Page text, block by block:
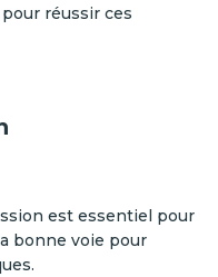
réussir ces
est essentiel pour
bonne voie pour